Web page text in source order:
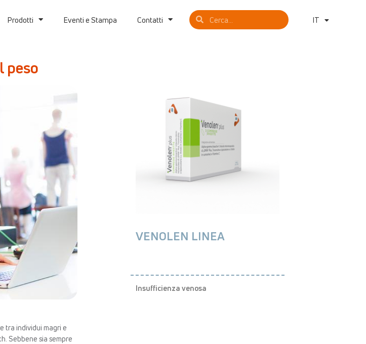
Prodotti Eventi e Stampa Contatti IT
EN
peso
tra individui magri e
Sebbene sia sempre
VENOLEN LINEA
Insufficienza venosa